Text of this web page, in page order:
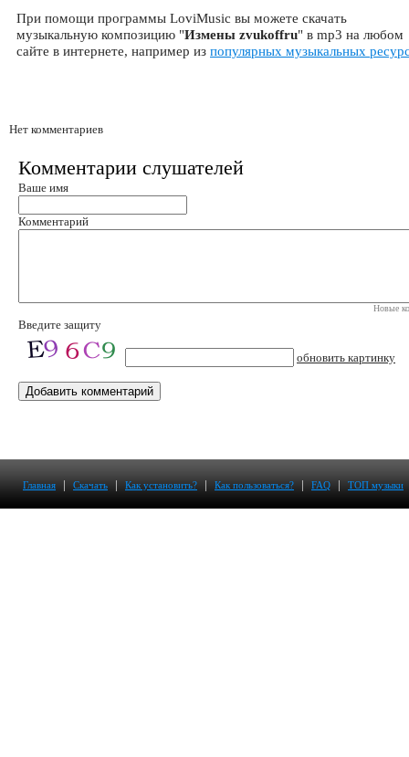
При помощи программы LoviMusic вы можете скачать
музыкальную композицию "Измены zvukoffru" в mp3 на любом
сайте в интернете, например из популярных музыкальных
Нет комментариев
Комментарии слушателей
Ваше имя
Комментарий
Новые
Введите защиту
обновить картинку
Главная | Скачать | Как установить? | Как пользоваться? | FAQ | ТОП музыки